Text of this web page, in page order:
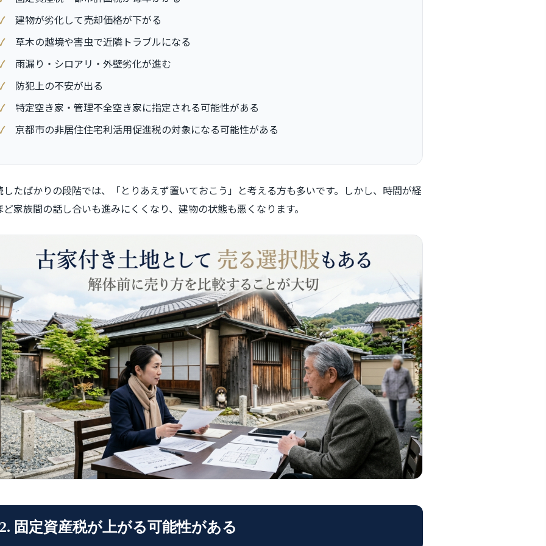
建物が劣化して売却価格が下がる
草木の越境や害虫で近隣トラブルになる
雨漏り・シロアリ・外壁劣化が進む
防犯上の不安が出る
特定空き家・管理不全空き家に指定される可能性がある
京都市の非居住住宅利活用促進税の対象になる可能性がある
したばかりの段階では、「とりあえず置いておこう」と考える方も多いです。しかし、時間が経
ど家族間の話し合いも進みにくくなり、建物の状態も悪くなります。
2. 固定資産税が上がる可能性がある